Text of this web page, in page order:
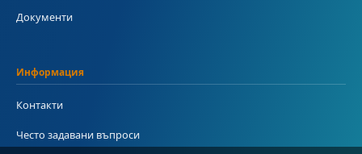
Документи
Информация
Контакти
Често задавани въпроси